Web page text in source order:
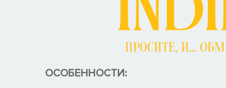
ОСОБЕННОСТИ: